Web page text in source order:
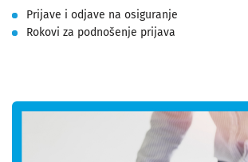
Prijave i odjave na osiguranje
Rokovi za podnošenje prijava